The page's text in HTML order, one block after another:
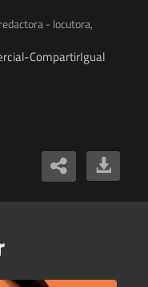
- locutora,
CompartirIgual